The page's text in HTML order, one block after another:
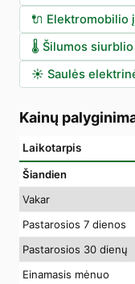
🔌 Elektromobilio
🌡️ Šilumos
☀️ Saulės
Kainų
Laikotarpis
Šiandien
Vakar
Pastarosios 7 dienos
Pastarosios 30 dienų
Einamasis mėnuo